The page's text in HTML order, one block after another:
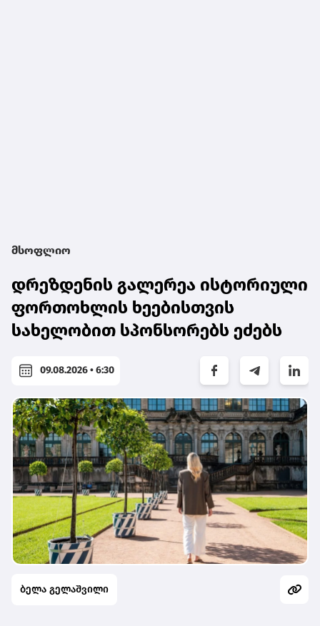
მსოფლიო
დრეზდენის გალერეა ისტორიული
ფორთოხლის ხეებისთვის
სახელობით სპონსორებს ეძებს
09.08.2026 • 6:30
ბელა გელაშვილი